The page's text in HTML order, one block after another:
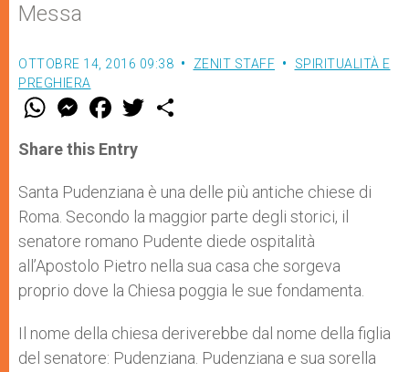
Messa
OTTOBRE 14, 2016 09:38 ZENIT STAFF
SPIRITUALITÀ E
PREGHIERA
W
t
s
p
p
M
e
s
e
g
e
r
F
a
e
b
o
k
w
r
Share this Entry
Santa Pudenziana è una delle più antiche chiese di
Roma. Secondo la maggior parte degli storici, il
senatore romano Pudente diede ospitalità
all’Apostolo Pietro nella sua casa che sorgeva
proprio dove la Chiesa poggia le sue fondamenta.
Il nome della chiesa deriverebbe dal nome della figlia
del senatore: Pudenziana. Pudenziana e sua sorella